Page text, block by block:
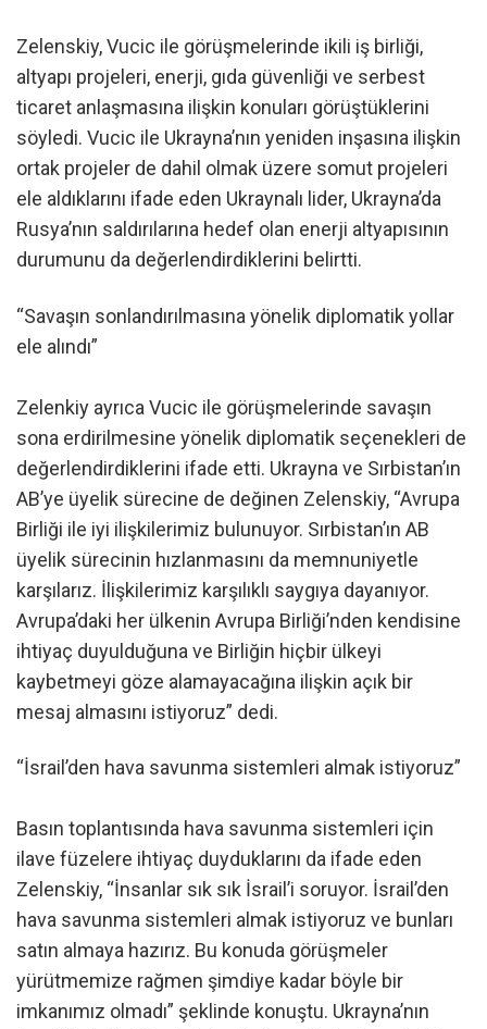
Zelenskiy, Vucic ile görüşmelerinde ikili iş birliği,
altyapı projeleri, enerji, gıda güvenliği ve serbest
ticaret anlaşmasına ilişkin konuları görüştüklerini
söyledi. Vucic ile Ukrayna’nın yeniden inşasına ilişkin
ortak projeler de dahil olmak üzere somut projeleri
ele aldıklarını ifade eden Ukraynalı lider, Ukrayna’da
Rusya’nın saldırılarına hedef olan enerji altyapısının
durumunu da değerlendirdiklerini belirtti.
“Savaşın sonlandırılmasına yönelik diplomatik yollar
ele alındı”
Zelenkiy ayrıca Vucic ile görüşmelerinde savaşın
sona erdirilmesine yönelik diplomatik seçenekleri de
değerlendirdiklerini ifade etti. Ukrayna ve Sırbistan’ın
AB’ye üyelik sürecine de değinen Zelenskiy, “Avrupa
Birliği ile iyi ilişkilerimiz bulunuyor. Sırbistan’ın AB
üyelik sürecinin hızlanmasını da memnuniyetle
karşılarız. İlişkilerimiz karşılıklı saygıya dayanıyor.
Avrupa’daki her ülkenin Avrupa Birliği’nden kendisine
ihtiyaç duyulduğuna ve Birliğin hiçbir ülkeyi
kaybetmeyi göze alamayacağına ilişkin açık bir
mesaj almasını istiyoruz” dedi.
“İsrail’den hava savunma sistemleri almak istiyoruz”
Basın toplantısında hava savunma sistemleri için
ilave füzelere ihtiyaç duyduklarını da ifade eden
Zelenskiy, “İnsanlar sık sık İsrail’i soruyor. İsrail’den
hava savunma sistemleri almak istiyoruz ve bunları
satın almaya hazırız. Bu konuda görüşmeler
yürütmemize rağmen şimdiye kadar böyle bir
imkanımız olmadı” şeklinde konuştu. Ukrayna’nın